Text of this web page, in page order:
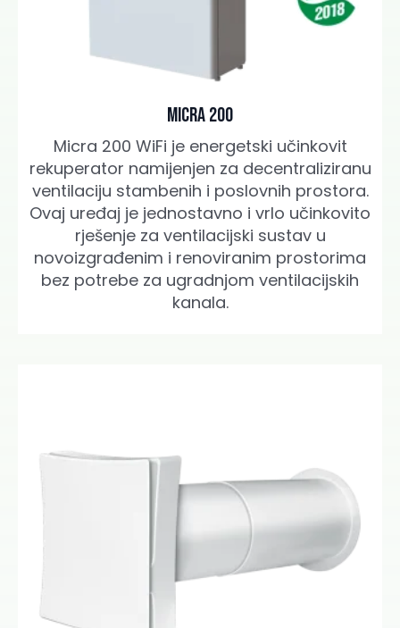
Micra 200
Micra 200 WiFi je energetski učinkovit
rekuperator namijenjen za decentraliziranu
ventilaciju stambenih i poslovnih prostora.
Ovaj uređaj je jednostavno i vrlo učinkovito
rješenje za ventilacijski sustav u
novoizgrađenim i renoviranim prostorima
bez potrebe za ugradnjom ventilacijskih
kanala.